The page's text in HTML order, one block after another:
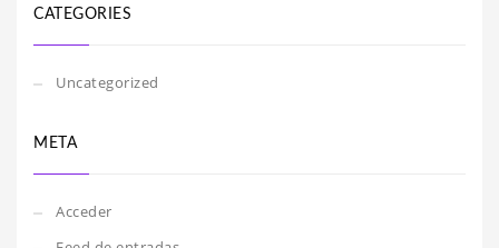
CATEGORIES
Uncategorized
META
Acceder